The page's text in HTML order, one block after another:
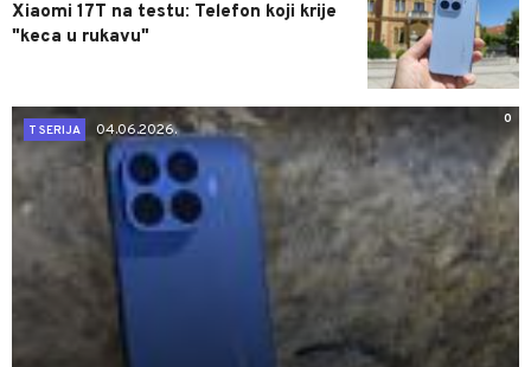
Xiaomi 17T na testu: Telefon koji krije
"keca u rukavu"
0
T SERIJA
04.06.2026.